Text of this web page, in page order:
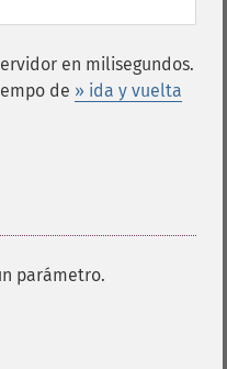
en milisegundos.
de » ida y vuelta
parámetro.